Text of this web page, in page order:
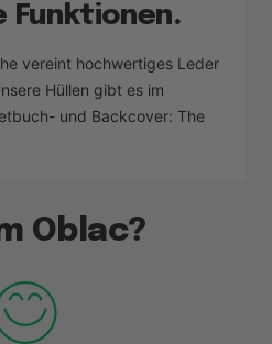
vereint hochwertiges Leder
Hüllen gibt es im
und Backcover: The
Oblac?